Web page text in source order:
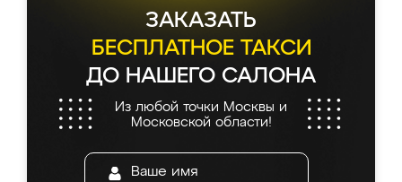
ЗАКАЗАТЬ
БЕСПЛАТНОЕ ТАКСИ
ДО НАШЕГО САЛОНА
Из любой точки Москвы и
Московской области!